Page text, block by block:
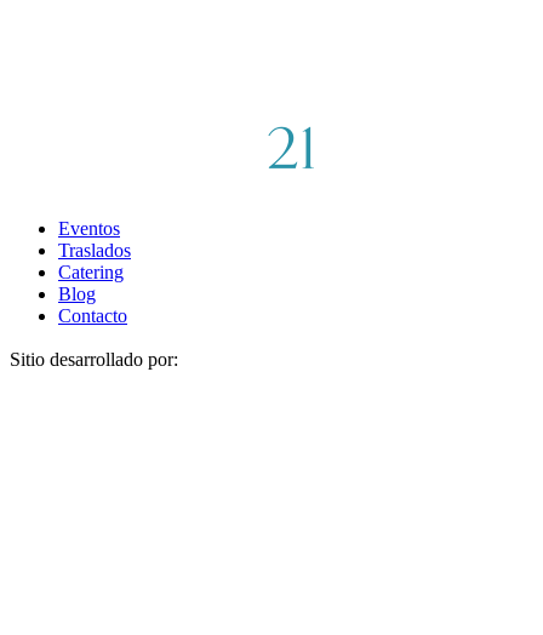
Eventos
Traslados
Catering
Blog
Contacto
Sitio desarrollado por: